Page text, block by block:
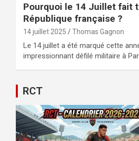
Pourquoi le 14 Juillet fait
République française ?
14 juillet 2025 Thomas Gagnon
Le 14 juillet a été marqué cette
impressionnant défilé militaire à
RCT